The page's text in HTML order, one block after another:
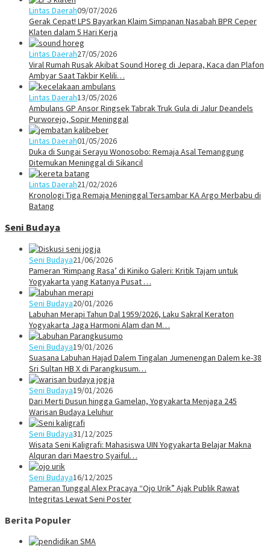
Lintas Daerah09/07/2026
Gerak Cepat! LPS Bayarkan Klaim Simpanan Nasabah BPR Ceper
Klaten dalam 5 Hari Kerja
Lintas Daerah27/05/2026
Viral Rumah Rusak Akibat Sound Horeg di Jepara, Kaca dan Plafon
Ambyar Saat Takbir Kelili…
Lintas Daerah13/05/2026
Ambulans GP Ansor Ringsek Tabrak Truk Gula di Jalur Deandels
Purworejo, Sopir Meninggal
Lintas Daerah01/05/2026
Duka di Sungai Serayu Wonosobo: Remaja Asal Temanggung
Ditemukan Meninggal di Sikancil
Lintas Daerah21/02/2026
Kronologi Tiga Remaja Meninggal Tersambar KA Argo Merbabu di
Batang
Seni Budaya
Seni Budaya21/06/2026
Pameran ‘Rimpang Rasa’ di Kiniko Galeri: Kritik Tajam untuk
Yogyakarta yang Katanya Pusat …
Seni Budaya20/01/2026
Labuhan Merapi Tahun Dal 1959/2026, Laku Sakral Keraton
Yogyakarta Jaga Harmoni Alam dan M…
Seni Budaya19/01/2026
Suasana Labuhan Hajad Dalem Tingalan Jumenengan Dalem ke-38
Sri Sultan HB X di Parangkusum…
Seni Budaya19/01/2026
Dari Merti Dusun hingga Gamelan, Yogyakarta Menjaga 245
Warisan Budaya Leluhur
Seni Budaya31/12/2025
Wisata Seni Kaligrafi: Mahasiswa UIN Yogyakarta Belajar Makna
Alquran dari Maestro Syaiful…
Seni Budaya16/12/2025
Pameran Tunggal Alex Pracaya “Ojo Urik” Ajak Publik Rawat
Integritas Lewat Seni Poster
Berita Populer